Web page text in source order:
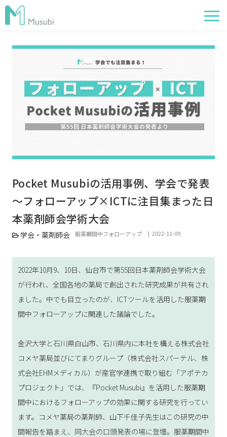
電子薬歴
経営管理
AI在庫管理
サポート・価格
Pocket Musubiの活用事例、学会で発表
～フォローアップ×ICTに注目集まった日
本薬剤師会学術大会
2022-11-09
学会・薬剤師会 服薬期間中フォローアップ
2022年10月9、10日、仙台市で第55回日本薬剤師会学術大会
が行われ、全国各地の薬局で創出された研究成果が共有され
ました。中でも目立ったのが、ICTツールを活用した服薬期
間中フォローアップに関連した議論でした。
金沢大学と石川県白山市、石川県内に本社を構える株式会社
コメヤ薬局並びにてまりグループ（株式会社スパーテル、株
式会社EHMメディカル）が産官学連携で取り組む「アポテカ
プロジェクト」では、『Pocket Musubi』を活用した服薬期
間中におけるフォローアップの効果に関する研究を行ってい
ます。コメヤ薬局の薬剤師、山下千佳子先生はこの研究の中
間報告を踏まえ、同大会の口頭発表の場に登壇。服薬期間中